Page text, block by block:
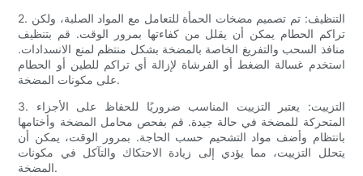
2. التنظيف: تم تصميم مضخات الحمأة للتعامل مع المواد الصلبة، ولكن
تراكم الحطام يمكن أن يقلل من كفاءتها بمرور الوقت. قم بتنظيف
منافذ السحب والتفريغ الخاصة بالمضخة بشكل منتظم لمنع الانسدادات.
استخدم غسالة الضغط أو الفرشاة لإزالة أي تراكم للطين أو الحطام
على مكونات المضخة.
3. التزييت: يعتبر التزييت المناسب ضروريًا للحفاظ على الأجزاء
المتحركة للمضخة في حالة جيدة. قم بفحص محامل المضخة وأختامها
بانتظام وأضف مواد التشحيم حسب الحاجة. بمرور الوقت، يمكن أن
يتحلل التزييت، مما يؤدي إلى زيادة الاحتكاك والتآكل في مكونات
المضخة.